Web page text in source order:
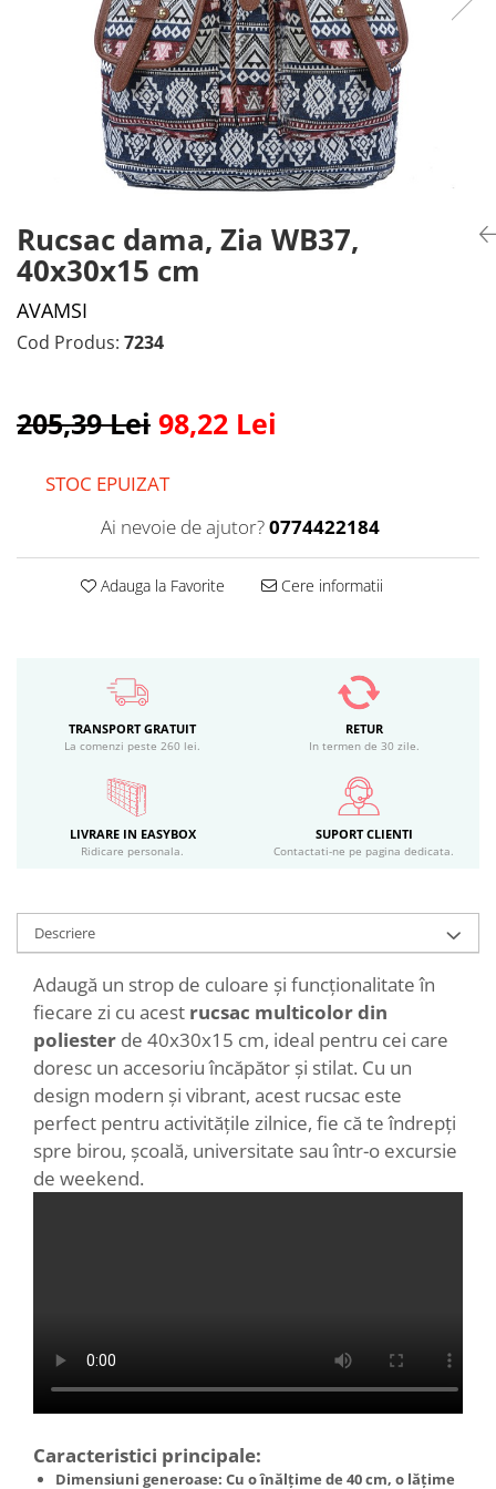
Rucsac dama, Zia WB37,
40x30x15 cm
AVAMSI
Cod Produs: 7234
205,39 Lei 98,22 Lei
STOC EPUIZAT
Ai nevoie de ajutor?0774422184
Adauga la Favorite Cere informatii
TRANSPORT GRATUIT
La comenzi peste 260 lei.
RETUR
In termen de 30 zile.
LIVRARE IN EASYBOX
Ridicare personala.
SUPORT CLIENTI
Contactati-ne pe pagina dedicata.
Descriere
Adaugă un strop de culoare și funcționalitate în
fiecare zi cu acest rucsac multicolor din
poliester de 40x30x15 cm, ideal pentru cei care
doresc un accesoriu încăpător și stilat. Cu un
design modern și vibrant, acest rucsac este
perfect pentru activitățile zilnice, fie că te îndrepți
spre birou, școală, universitate sau într-o excursie
de weekend.
Caracteristici principale:
Dimensiuni generoase: Cu o înălțime de 40 cm, o lățime